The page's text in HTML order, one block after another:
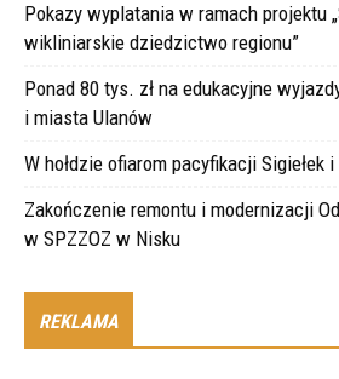
Pokazy wyplatania w ramach projektu
wikliniarskie dziedzictwo regionu”
Ponad 80 tys. zł na edukacyjne
i miasta Ulanów
W hołdzie ofiarom pacyfikacji Sigiełek
Zakończenie remontu i modernizacji
w SPZZOZ w Nisku
REKLAMA